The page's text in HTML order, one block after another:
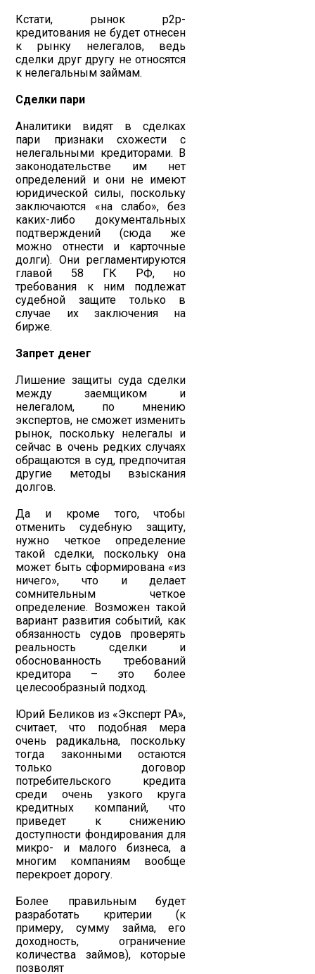
Кстати, рынок p2p-
кредитования не будет отнесен
к рынку нелегалов, ведь
сделки друг другу не относятся
к нелегальным займам.
Сделки пари
Аналитики видят в сделках
пари признаки схожести с
нелегальными кредиторами. В
законодательстве им нет
определений и они не имеют
юридической силы, поскольку
заключаются «на слабо», без
каких-либо документальных
подтверждений (сюда же
можно отнести и карточные
долги). Они регламентируются
главой 58 ГК РФ, но
требования к ним подлежат
судебной защите только в
случае их заключения на
бирже.
Запрет денег
Лишение защиты суда сделки
между заемщиком и
нелегалом, по мнению
экспертов, не сможет изменить
рынок, поскольку нелегалы и
сейчас в очень редких случаях
обращаются в суд, предпочитая
другие методы взыскания
долгов.
Да и кроме того, чтобы
отменить судебную защиту,
нужно четкое определение
такой сделки, поскольку она
может быть сформирована «из
ничего», что и делает
сомнительным четкое
определение. Возможен такой
вариант развития событий, как
обязанность судов проверять
реальность сделки и
обоснованность требований
кредитора – это более
целесообразный подход.
Юрий Беликов из «Эксперт РА»,
считает, что подобная мера
очень радикальна, поскольку
тогда законными остаются
только договор
потребительского кредита
среди очень узкого круга
кредитных компаний, что
приведет к снижению
доступности фондирования для
микро- и малого бизнеса, а
многим компаниям вообще
перекроет дорогу.
Более правильным будет
разработать критерии (к
примеру, сумму займа, его
доходность, ограничение
количества займов), которые
позволят